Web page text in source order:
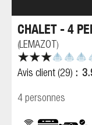
CHALET - 4
(LEMAZOT )
Avis client (29)
4 personnes